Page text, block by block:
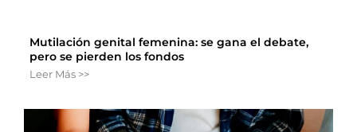
Mutilación genital femenina: se gana el debate,
pero se pierden los fondos
Leer Más >>